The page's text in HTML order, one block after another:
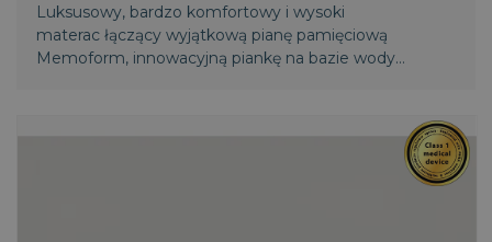
Luksusowy, bardzo komfortowy i wysoki
materac łączący wyjątkową pianę pamięciową
Memoform, innowacyjną piankę na bazie wody
niespotykaną wygodę w mistrzowskim stylu włoskim.